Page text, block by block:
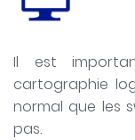
Il est
cartographie
normal que les
pas.